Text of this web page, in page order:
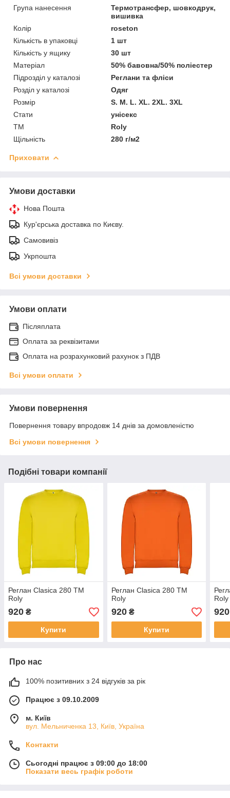
Група нанесення
Термотрансфер, шовкодрук,
вишивка
Колір
roseton
Кількість в упаковці
1 шт
Кількість у ящику
30 шт
Матеріал
50% бавовна/50% поліестер
Підрозділ у каталозі
Реглани та фліси
Розділ у каталозі
Одяг
Розмір
S. M. L. XL. 2XL. 3XL
Стати
унісекс
ТМ
Roly
Щільність
280 г/м2
Приховати
Умови доставки
Нова Пошта
Кур'єрська доставка по Києву.
Самовивіз
Укрпошта
Всі умови доставки
Умови оплати
Післяплата
Оплата за реквізитами
Оплата на розрахунковий рахунок з ПДВ
Всі умови оплати
Умови повернення
Повернення товару впродовж 14 днів за домовленістю
Всі умови повернення
Подібні товари компанії
Реглан Clasica 280 ТМ
Roly
920 ₴
Купити
Реглан Clasica 280 ТМ
Roly
920₴
Купити
Roly
920
Про нас
100% позитивних з 24 відгуків за рік
Працює з 09.10.2009
м. Київ
вул. Мельниченка 13, Київ, Україна
Контакти
Сьогодні працює з 09:00 до 18:00
Показати весь графік роботи